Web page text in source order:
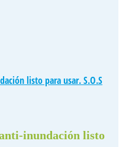
listo para usar. S.O.S
inundación listo